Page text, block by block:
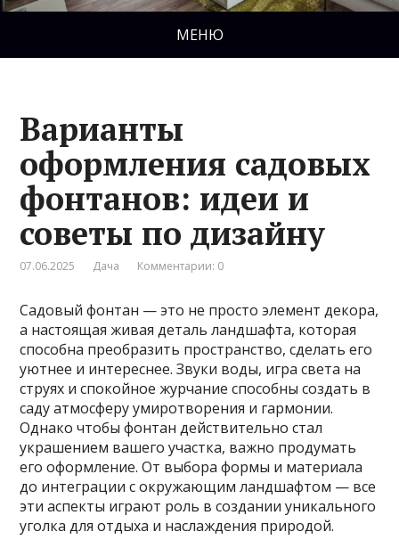
МЕНЮ
Варианты
оформления садовых
фонтанов: идеи и
советы по дизайну
07.06.2025 Дача Комментарии: 0
Садовый фонтан — это не просто элемент декора,
а настоящая живая деталь ландшафта, которая
способна преобразить пространство, сделать его
уютнее и интереснее. Звуки воды, игра света на
струях и спокойное журчание способны создать в
саду атмосферу умиротворения и гармонии.
Однако чтобы фонтан действительно стал
украшением вашего участка, важно продумать
его оформление. От выбора формы и материала
до интеграции с окружающим ландшафтом — все
эти аспекты играют роль в создании уникального
уголка для отдыха и наслаждения природой.